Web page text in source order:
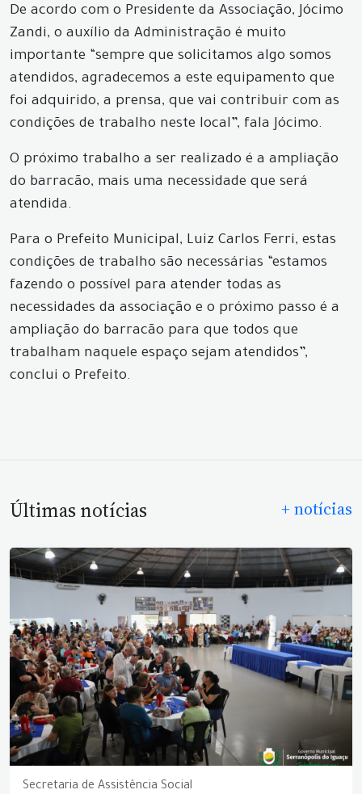
De acordo com o Presidente da Associação, Jócimo
Zandi, o auxílio da Administração é muito
importante “sempre que solicitamos algo somos
atendidos, agradecemos a este equipamento que
foi adquirido, a prensa, que vai contribuir com as
condições de trabalho neste local”, fala Jócimo.
O próximo trabalho a ser realizado é a ampliação
do barracão, mais uma necessidade que será
atendida.
Para o Prefeito Municipal, Luiz Carlos Ferri, estas
condições de trabalho são necessárias “estamos
fazendo o possível para atender todas as
necessidades da associação e o próximo passo é a
ampliação do barracão para que todos que
trabalham naquele espaço sejam atendidos”,
conclui o Prefeito.
Últimas notícias + notícias
Secretaria de Assistência Social